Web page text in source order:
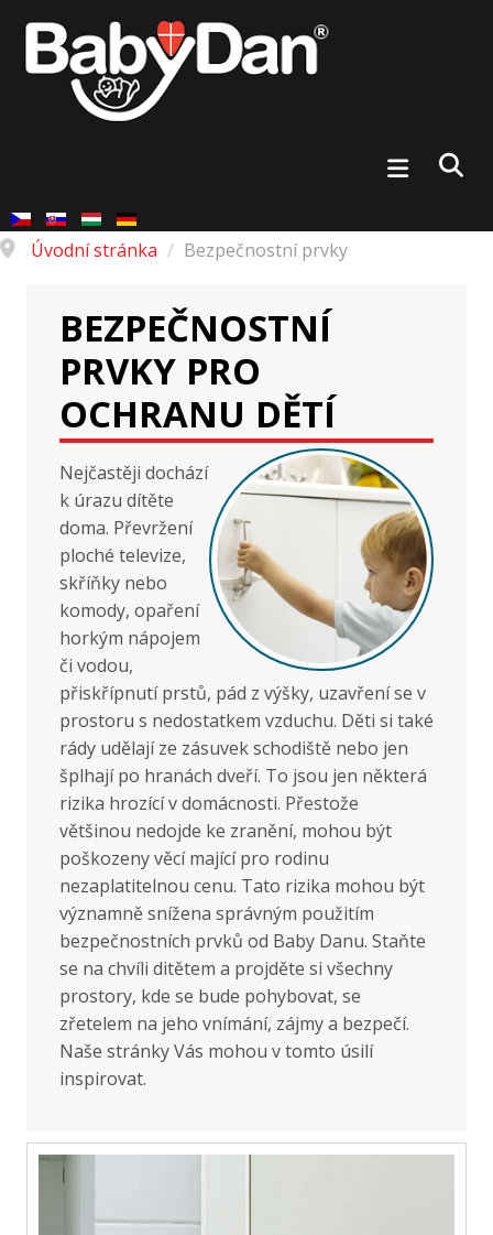
Úvodní stránka / Bezpečnostní prvky
BEZPEČNOSTNÍ
PRVKY PRO
OCHRANU DĚTÍ
Nejčastěji dochází
k úrazu dítěte
doma. Převržení
ploché televize,
skříňky nebo
komody, opaření
horkým nápojem
či vodou,
přiskřípnutí prstů, pád z výšky, uzavření se v
prostoru s nedostatkem vzduchu. Děti si také
rády udělají ze zásuvek schodiště nebo jen
šplhají po hranách dveří. To jsou jen některá
rizika hrozící v domácnosti. Přestože
většinou nedojde ke zranění, mohou být
poškozeny věcí mající pro rodinu
nezaplatitelnou cenu. Tato rizika mohou být
významně snížena správným použitím
bezpečnostních prvků od Baby Danu. Staňte
se na chvíli ditětem a projděte si všechny
prostory, kde se bude pohybovat, se
zřetelem na jeho vnímání, zájmy a bezpečí.
Naše stránky Vás mohou v tomto úsilí
inspirovat.